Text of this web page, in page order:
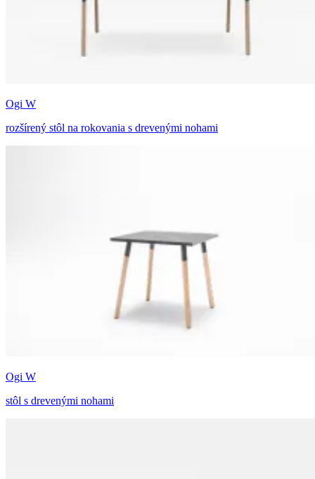
Ogi W
rozšírený stôl na rokovania s drevenými nohami
Ogi W
stôl s drevenými nohami